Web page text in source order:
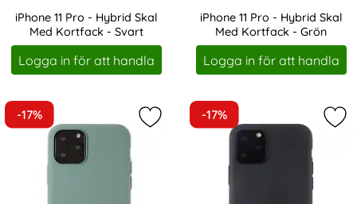
iPhone 11 Pro - Hybrid Skal
Med Kortfack - Svart
Art. nr 15706
Logga in för att handla
iPhone 11 Pro - Hybrid Skal
Med Kortfack - Grön
Art. nr 15707
Logga in för att handla
-17%
Markera iPhone 11 Pro/X/XS -
-17%